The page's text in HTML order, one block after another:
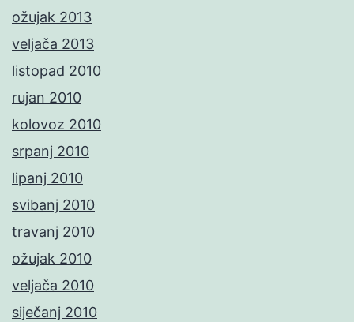
ožujak 2013
veljača 2013
listopad 2010
rujan 2010
kolovoz 2010
srpanj 2010
lipanj 2010
svibanj 2010
travanj 2010
ožujak 2010
veljača 2010
siječanj 2010